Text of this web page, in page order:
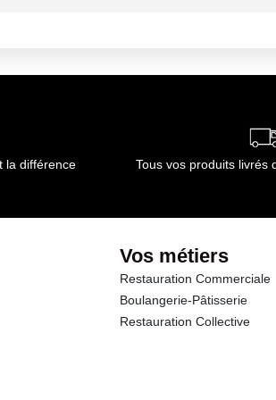
être conservée plusieurs jours dans un
la différence Tous vos produits livrés
Vos métiers
Restauration Commerciale
Boulangerie-Pâtisserie
Restauration Collective